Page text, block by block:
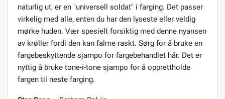
naturlig ut, er en "universell soldat" i farging. Det passer
virkelig med alle, enten du har den lyseste eller veldig
mørke huden. Vær spesielt forsiktig med denne nyansen
av krøller fordi den kan falme raskt. Sørg for å bruke en
fargebeskyttende sjampo for fargebehandlet hår. Det er
nyttig å bruke tone-i-tone sjampo for å opprettholde
fargen til neste farging.